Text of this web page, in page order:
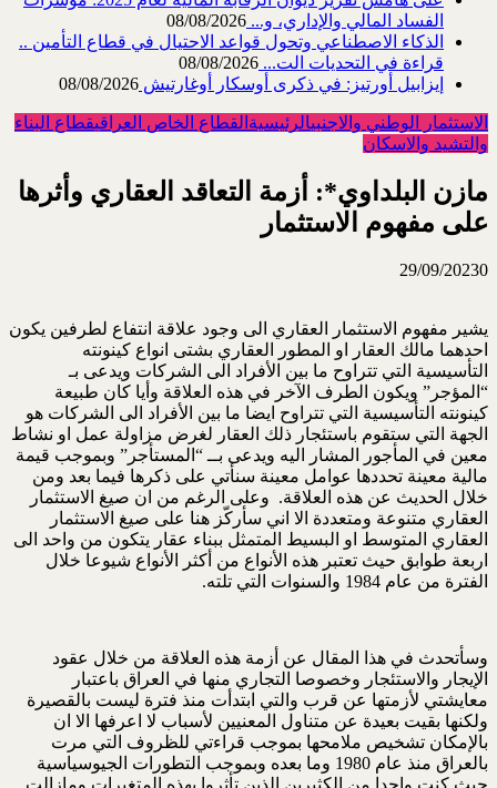
الفساد المالي والإداري، و... 08/08/2026
الذكاء الاصطناعي وتحول قواعد الاحتيال في قطاع ‏التأمين ..
قراءة في التحديات الت... 08/08/2026
إيزابيل أورتيز: في ذكرى ‏أوسكار أوغارتيش 08/08/2026
الاستثمار الوطني والاجنبيالرئيسية القطاع الخاص العراقيقطاع البناء
والتشيد والاسكان
مازن البلداوي*: أزمة التعاقد العقاري وأثرها
على مفهوم الاستثمار
29/09/20230
يشير مفهوم الاستثمار العقاري الى وجود علاقة انتفاع لطرفين يكون
احدهما مالك العقار او المطور العقاري بشتى انواع كينونته
التأسيسية التي تتراوح ما بين الأفراد الى الشركات ويدعى بـ
“المؤجر” ويكون الطرف الآخر في هذه العلاقة وأيا كان طبيعة
كينونته التأسيسية التي تتراوح ايضا ما بين الأفراد الى الشركات هو
الجهة التي ستقوم باستئجار ذلك العقار لغرض مزاولة عمل او نشاط
معين في المأجور المشار اليه ويدعى بــ “المستأجر” وبموجب قيمة
مالية معينة تحددها عوامل معينة سنأتي على ذكرها فيما بعد ومن
خلال الحديث عن هذه العلاقة. وعلى الرغم من ان صيغ الاستثمار
العقاري متنوعة ومتعددة الا اني سأركّز هنا على صيغ الاستثمار
العقاري المتوسط او البسيط المتمثل ببناء عقار يتكون من واحد الى
اربعة طوابق حيث تعتبر هذه الأنواع من أكثر الأنواع شيوعا خلال
الفترة من عام 1984 والسنوات التي تلته.
وسأتحدث في هذا المقال عن أزمة هذه العلاقة من خلال عقود
الإيجار والاستئجار وخصوصا التجاري منها في العراق باعتبار
معايشتي لأزمتها عن قرب والتي ابتدأت منذ فترة ليست بالقصيرة
ولكنها بقيت بعيدة عن متناول المعنيين لأسباب لا اعرفها الا ان
بالإمكان تشخيص ملامحها بموجب قراءتي للظروف التي مرت
بالعراق منذ عام 1980 وما بعده وبموجب التطورات الجيوسياسية